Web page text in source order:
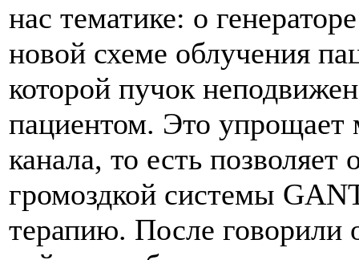
нас тематике: о
новой схеме облучения
которой пучок
пациентом. Это упрощает
канала, то есть
громоздкой системы
терапию. После говорили